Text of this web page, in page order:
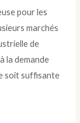
pour les
marchés
de
la demande
soit suffisante